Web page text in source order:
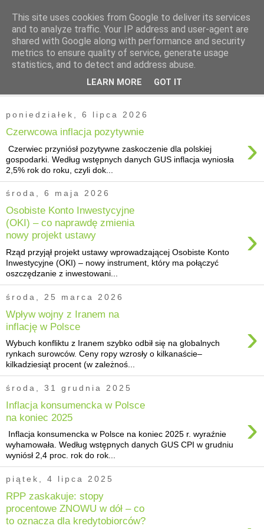
poniedziałek, 6 lipca 2026
Czerwcowa inflacja pozytywnie ›
Czerwiec przyniósł pozytywne zaskoczenie dla polskiej
gospodarki. Według wstępnych danych GUS inflacja wyniosła
2,5% rok do roku, czyli dok...
środa, 6 maja 2026
Osobiste Konto Inwestycyjne
(OKI) – co naprawdę zmienia
nowy projekt ustawy
›
Rząd przyjął projekt ustawy wprowadzającej Osobiste Konto
Inwestycyjne (OKI) – nowy instrument, który ma połączyć
oszczędzanie z inwestowani...
środa, 25 marca 2026
Wpływ wojny z Iranem na
inflację w Polsce
›
Wybuch konfliktu z Iranem szybko odbił się na globalnych
rynkach surowców. Ceny ropy wzrosły o kilkanaście–
kilkadziesiąt procent (w zależnoś...
środa, 31 grudnia 2025
Inflacja konsumencka w Polsce
na koniec 2025
›
Inflacja konsumencka w Polsce na koniec 2025 r. wyraźnie
wyhamowała. Według wstępnych danych GUS CPI w grudniu
wyniósł 2,4 proc. rok do rok...
piątek, 4 lipca 2025
RPP zaskakuje: stopy
procentowe ZNOWU w dół – co
to oznacza dla kredytobiorców?
This site uses cookies from Google to deliver its services
and to analyze traffic. Your IP address and user-agent are
shared with Google along with performance and security
metrics to ensure quality of service, generate usage
statistics, and to detect and address abuse.
LEARN MORE GOT IT